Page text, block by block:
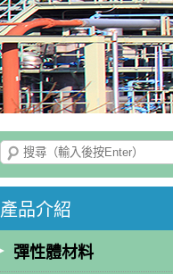
產品介紹
彈性體材料